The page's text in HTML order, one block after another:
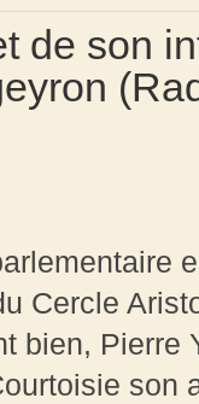
de son
Cercle
bien, Pierre
son